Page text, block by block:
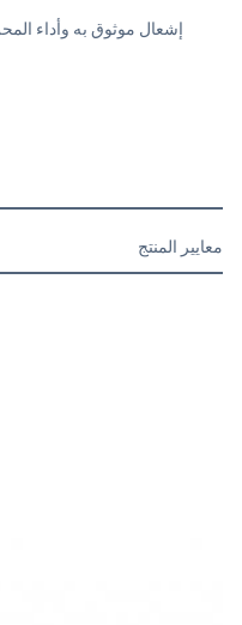
إشعال موثوق به وأداء
معايير المنتج